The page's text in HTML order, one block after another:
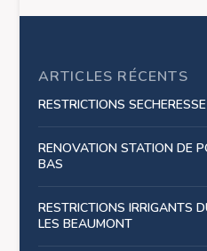
ARTICLES RÉCENTS
RESTRICTIONS
RENOVATION STATION DE
BAS
RESTRICTIONS IRRIGANTS
LES BEAUMONT